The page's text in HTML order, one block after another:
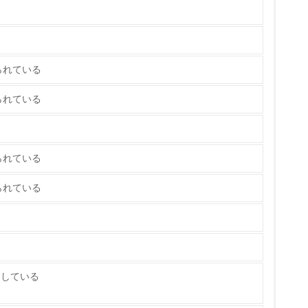
理解し、実践している
ている
ている
ている
ている
ている